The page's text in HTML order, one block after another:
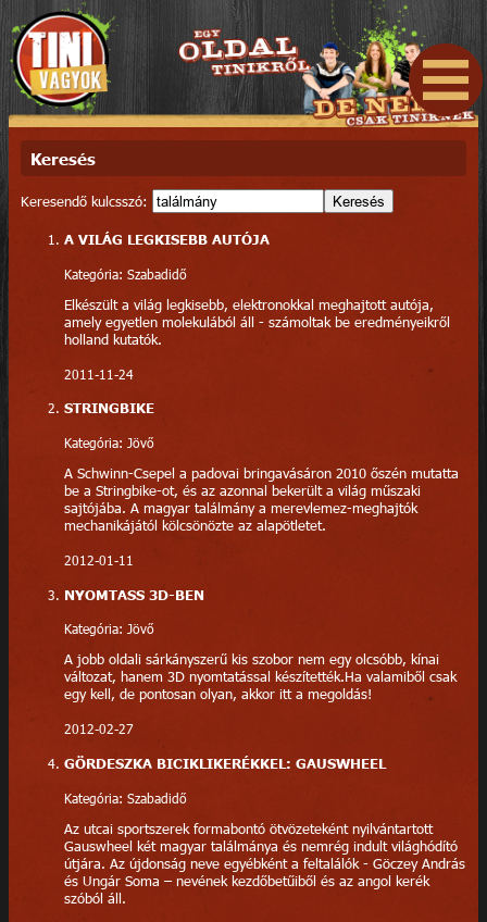
Keresés
Keresendő kulcsszó: Keresés
A VILÁG LEGKISEBB AUTÓJA
Kategória: Szabadidő
Elkészült a világ legkisebb, elektronokkal meghajtott autója,
amely egyetlen molekulából áll - számoltak be eredményeikről
holland kutatók.
2011-11-24
STRINGBIKE
Kategória: Jövő
A Schwinn-Csepel a padovai bringavásáron 2010 őszén mutatta
be a Stringbike-ot, és az azonnal bekerült a világ műszaki
sajtójába. A magyar találmány a merevlemez-meghajtók
mechanikájától kölcsönözte az alapötletet.
2012-01-11
NYOMTASS 3D-BEN
Kategória: Jövő
A jobb oldali sárkányszerű kis szobor nem egy olcsóbb, kínai
változat, hanem 3D nyomtatással készítették.Ha valamiből csak
egy kell, de pontosan olyan, akkor itt a megoldás!
2012-02-27
GÖRDESZKA BICIKLIKERÉKKEL: GAUSWHEEL
Kategória: Szabadidő
Az utcai sportszerek formabontó ötvözeteként nyilvántartott
Gauswheel két magyar találmánya és nemrég indult világhódító
útjára. Az újdonság neve egyébként a feltalálók - Göczey András
és Ungár Soma – nevének kezdőbetűiből és az angol kerék
szóból áll.